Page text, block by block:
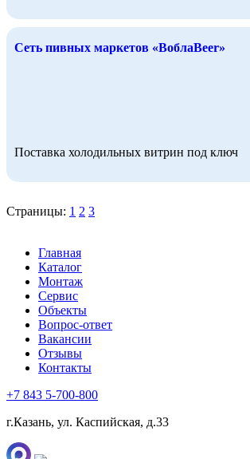
Сеть пивных маркетов «ВоблаBeer»
Поставка холодильных витрин под ключ
Страницы: 1 2 3
Главная
Каталог
Монтаж
Сервис
Объекты
Вопрос-ответ
Вакансии
Отзывы
Контакты
+7 843 5-700-800
г.Казань, ул. Каспийская, д.33